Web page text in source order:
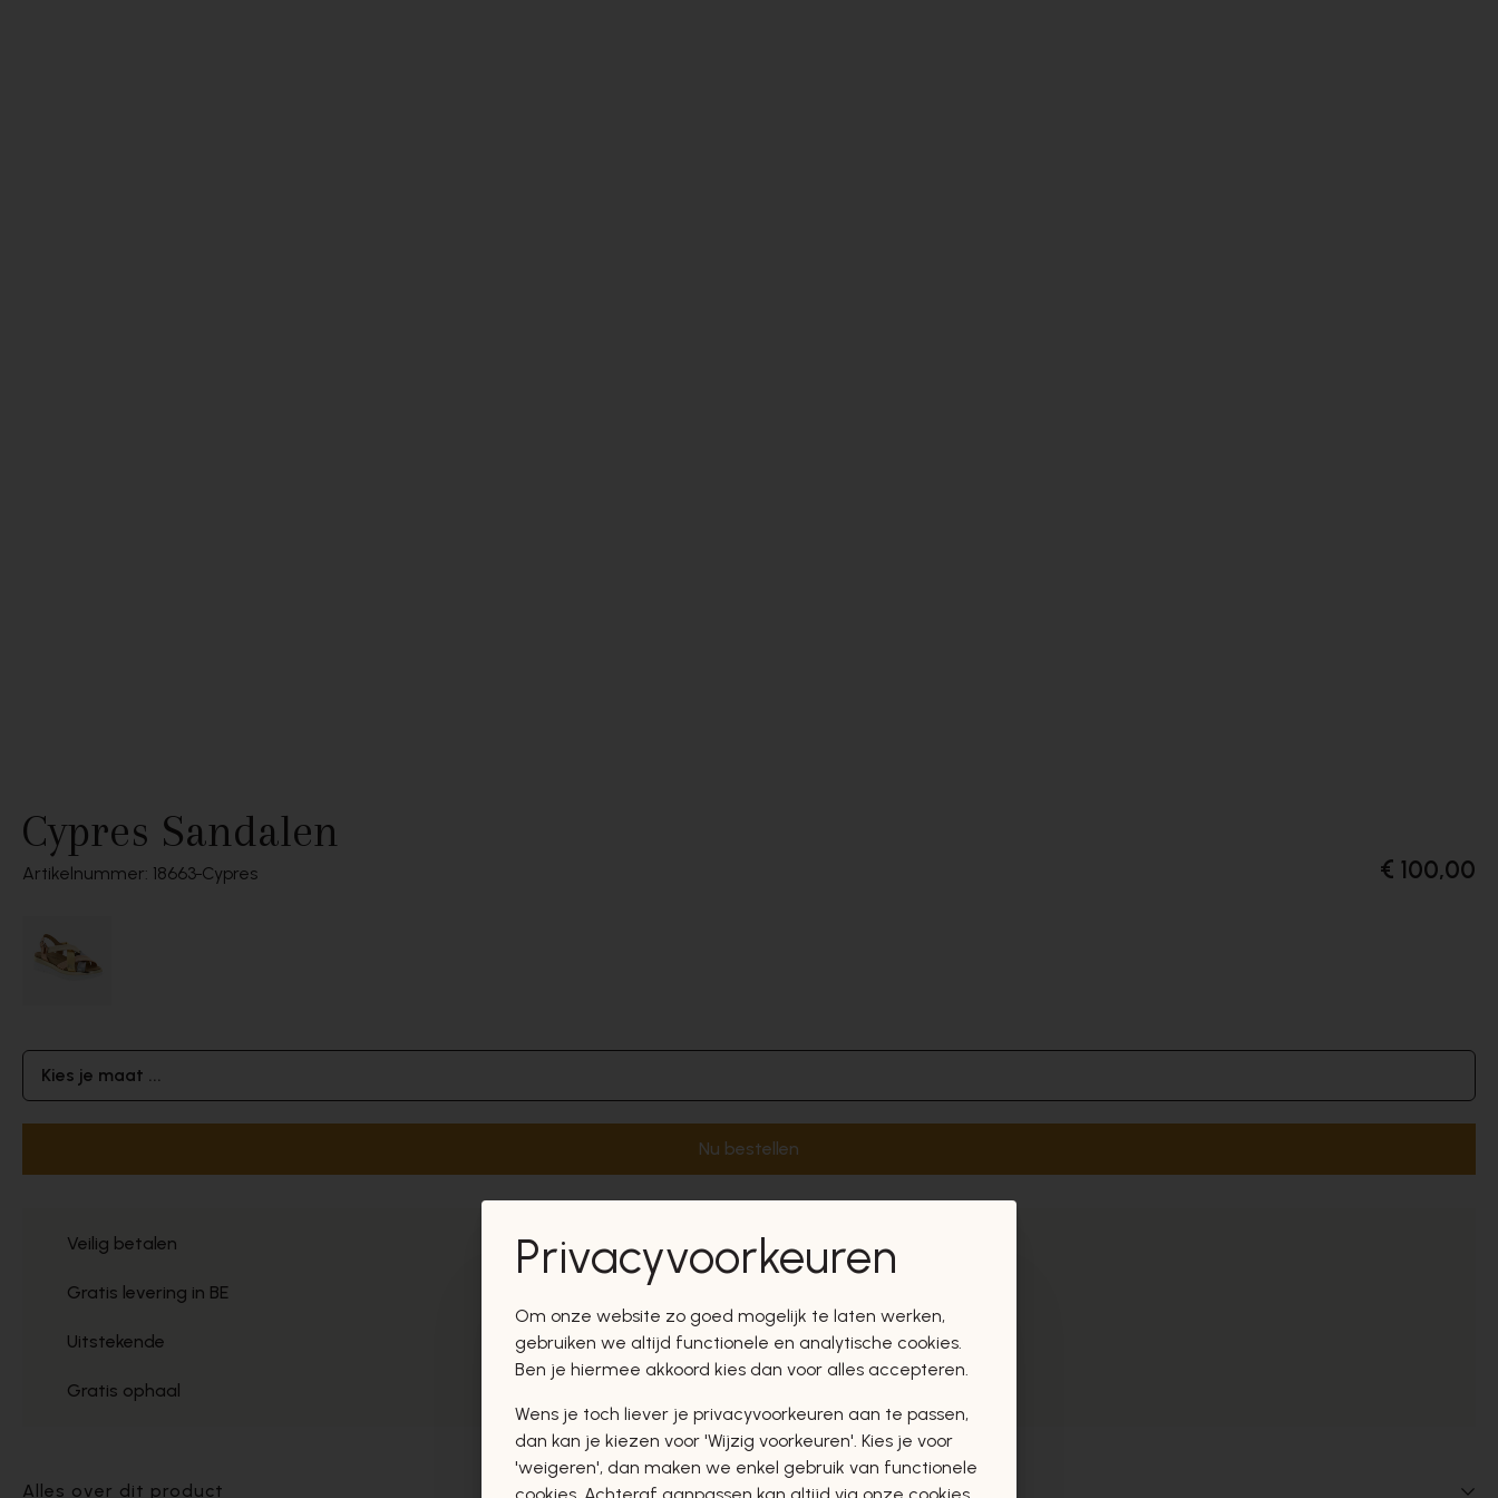
Cypres Sandalen
Artikelnummer: 18663 Cypres € 100,00
Kies je maat ...
Nu bestellen
Veilig betalen
Gratis levering in BE
Uitstekende
Gratis ophaal
Alles over dit product
Privacyvoorkeuren
Om onze website zo goed mogelijk te laten werken,
gebruiken we altijd functionele en analytische cookies.
Ben je hiermee akkoord kies dan voor alles accepteren.
Wens je toch liever je privacyvoorkeuren aan te passen,
dan kan je kiezen voor 'Wijzig voorkeuren'. Kies je voor
'weigeren', dan maken we enkel gebruik van functionele
cookies. Achteraf aanpassen kan altijd via onze cookies